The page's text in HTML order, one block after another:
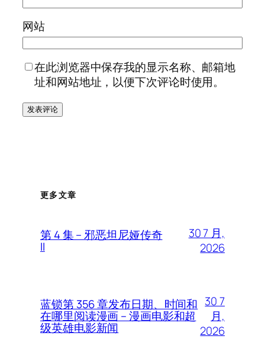
网站
在此浏览器中保存我的显示名称、邮箱地
址和网站地址，以便下次评论时使用。
更多文章
第 4 集 – 邪恶坦尼娅传奇
II
30 7 月,
2026
蓝锁第 356 章发布日期、时间和
在哪里阅读漫画 – 漫画电影和超
级英雄电影新闻
30 7
月,
2026